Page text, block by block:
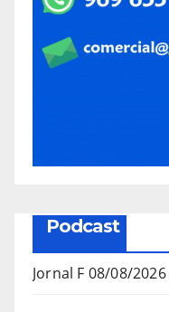
Podcast
Jornal F 08/08/2026